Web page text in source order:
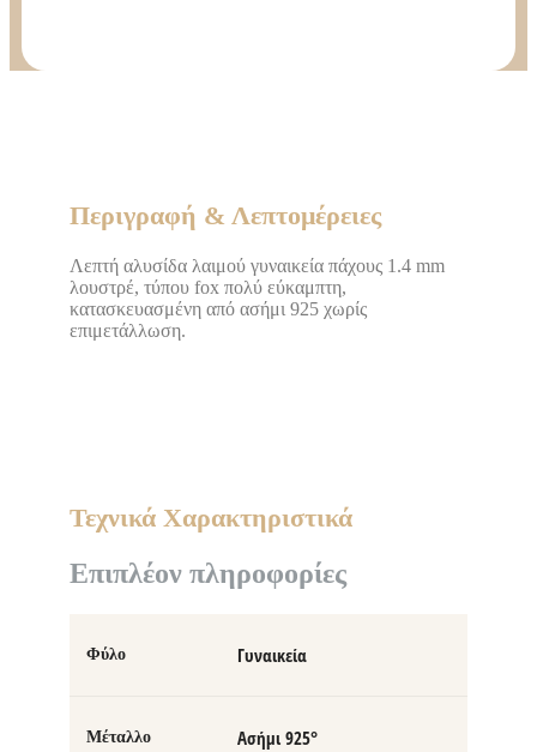
Περιγραφή & Λεπτομέρειες
Λεπτή αλυσίδα λαιμού γυναικεία πάχους 1.4 mm
λουστρέ, τύπου fox πολύ εύκαμπτη,
κατασκευασμένη από ασήμι 925 χωρίς
επιμετάλλωση.
Τεχνικά Χαρακτηριστικά
Επιπλέον πληροφορίες
Φύλο Γυναικεία
Μέταλλο Ασήμι 925°